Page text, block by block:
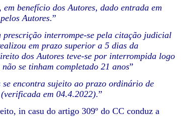
benefício dos Autores, dado entrada em
Autores.”
prescrição interrompe-se pela citação judicial
em prazo superior a 5 dias da
dos Autores teve-se por interrompida logo
se tinham completado 21 anos”
se encontra sujeito ao prazo ordinário de
em 04.4.2022).”
in casu do artigo 309º do CC conduz a